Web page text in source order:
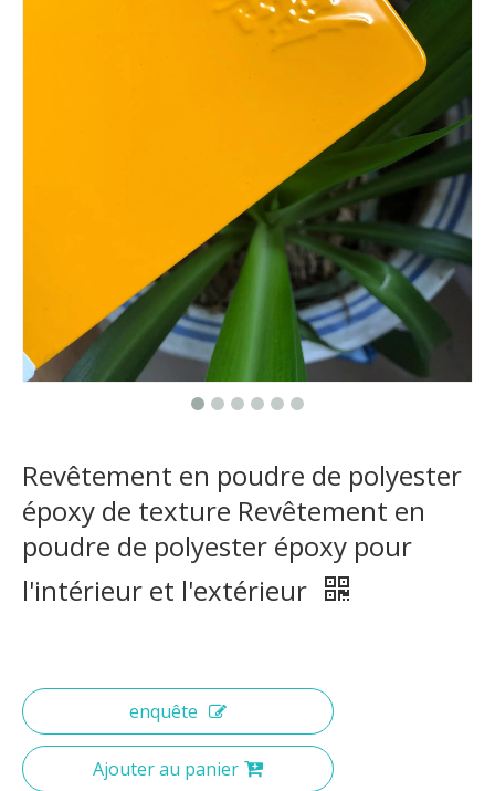
Revêtement en poudre de polyester
époxy de texture Revêtement en
poudre de polyester époxy pour
l'intérieur et l'extérieur
enquête
Ajouter au panier